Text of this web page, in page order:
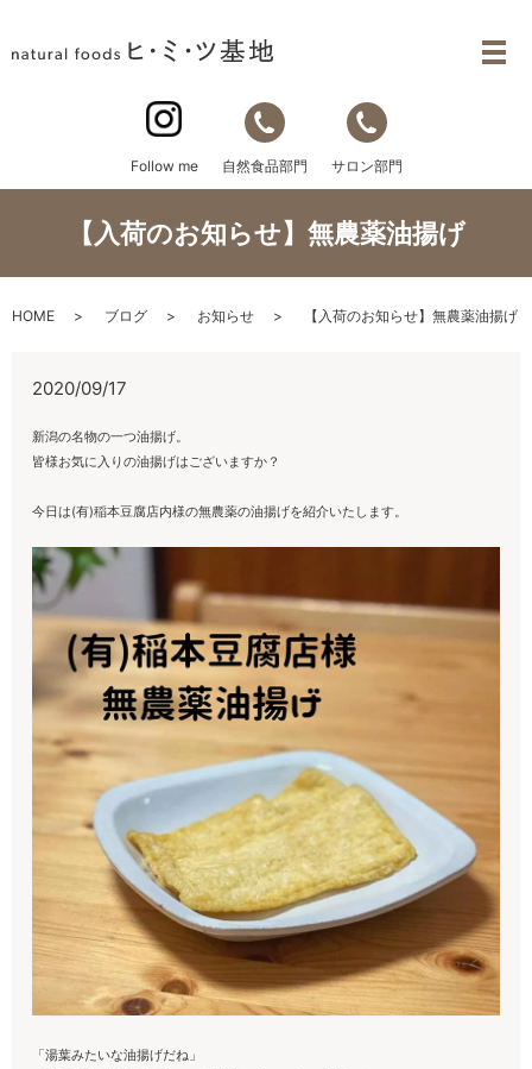
Follow me 自然食品部門 サロン部門
【入荷のお知らせ】無農薬油揚げ
HOME ブログ お知らせ 【入荷のお知らせ】無農薬油揚げ
2020/09/17
新潟の名物の一つ油揚げ。
皆様お気に入りの油揚げはございますか？
今日は(有)稲本豆腐店内様の無農薬の油揚げを紹介いたします。
「湯葉みたいな油揚げだね」